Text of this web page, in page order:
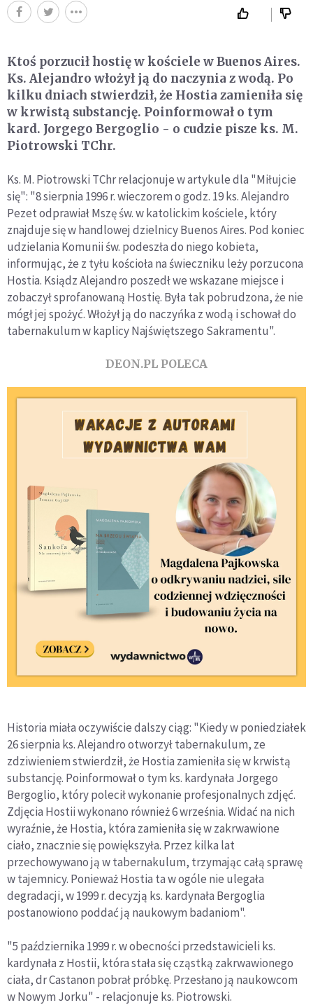
Ktoś porzucił hostię w kościele w Buenos Aires.
Ks. Alejandro włożył ją do naczynia z wodą. Po
kilku dniach stwierdził, że Hostia zamieniła się
w krwistą substancję. Poinformował o tym
kard. Jorgego Bergoglio - o cudzie pisze ks. M.
Piotrowski TChr.
Ks. M. Piotrowski TChr relacjonuje w artykule dla "Miłujcie
się": "8 sierpnia 1996 r. wieczorem o godz. 19 ks. Alejandro
Pezet odprawiał Mszę św. w katolickim kościele, który
znajduje się w handlowej dzielnicy Buenos Aires. Pod koniec
udzielania Komunii św. podeszła do niego kobieta,
informując, że z tyłu kościoła na świeczniku leży porzucona
Hostia. Ksiądz Alejandro poszedł we wskazane miejsce i
zobaczył sprofanowaną Hostię. Była tak pobrudzona, że nie
mógł jej spożyć. Włożył ją do naczyńka z wodą i schował do
tabernakulum w kaplicy Najświętszego Sakramentu".
DEON.PL POLECA
Historia miała oczywiście dalszy ciąg: "Kiedy w poniedziałek
26 sierpnia ks. Alejandro otworzył tabernakulum, ze
zdziwieniem stwierdził, że Hostia zamieniła się w krwistą
substancję. Poinformował o tym ks. kardynała Jorgego
Bergoglio, który polecił wykonanie profesjonalnych zdjęć.
Zdjęcia Hostii wykonano również 6 września. Widać na nich
wyraźnie, że Hostia, która zamieniła się w zakrwawione
ciało, znacznie się powiększyła. Przez kilka lat
przechowywano ją w tabernakulum, trzymając całą sprawę
w tajemnicy. Ponieważ Hostia ta w ogóle nie ulegała
degradacji, w 1999 r. decyzją ks. kardynała Bergoglia
postanowiono poddać ją naukowym badaniom".
"5 października 1999 r. w obecności przedstawicieli ks.
kardynała z Hostii, która stała się cząstką zakrwawionego
ciała, dr Castanon pobrał próbkę. Przesłano ją naukowcom
w Nowym Jorku" - relacjonuje ks. Piotrowski.